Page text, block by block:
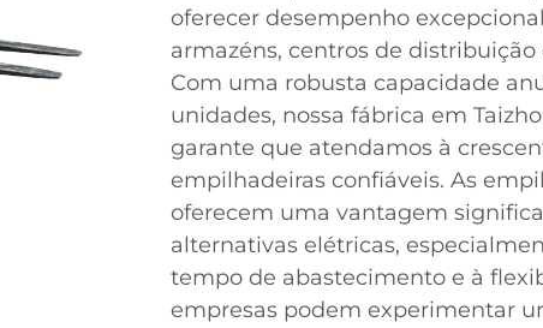
oferecer desempenho
armazéns, centros de
Com uma robusta capacidade
unidades, nossa fábrica em
garante que atendamos à
empilhadeiras confiáveis. As
oferecem uma vantagem
alternativas elétricas,
tempo de abastecimento e à
empresas podem experimentar